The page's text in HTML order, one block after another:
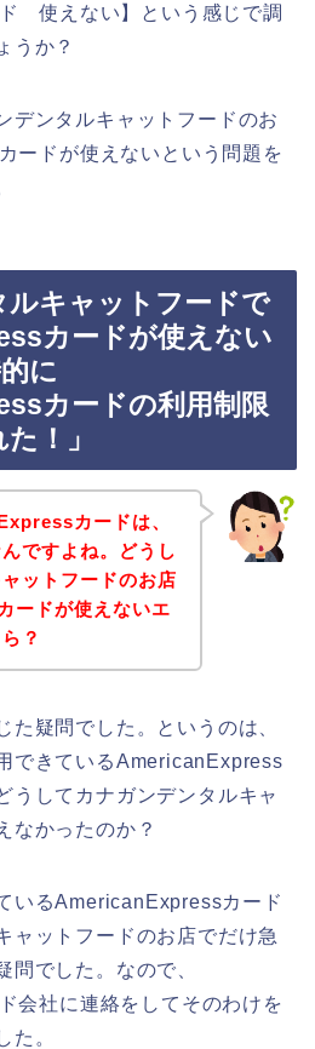
使えない】という感じで調
うか？
デンタルキャットフードのお
ードが使えないという問題を
ルキャットフードで
カードが使えない
に
カードの利用制限
！」
カードは、
ですよね。どうし
ットフードのお店
ードが使えないエ
？
た疑問でした。というのは、
できているAmericanExpress
うしてカナガンデンタルキャ
なかったのか？
いるAmericanExpressカード
ャットフードのお店でだけ急
問でした。なので、
会社に連絡をしてそのわけを
た。